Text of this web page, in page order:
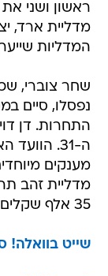
ראשון ושני
מדליית ארד,
המדליות
שחר צוברי,
התחרות. דן
ה-31.
מענקים
35 אלף שקלים וארד 25 אלף שקלים.
שייט בוואלה!